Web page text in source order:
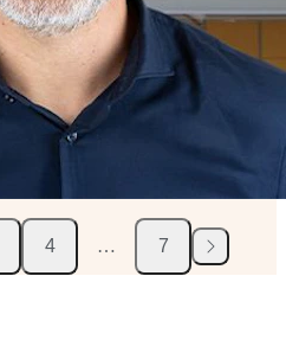
4 … 7